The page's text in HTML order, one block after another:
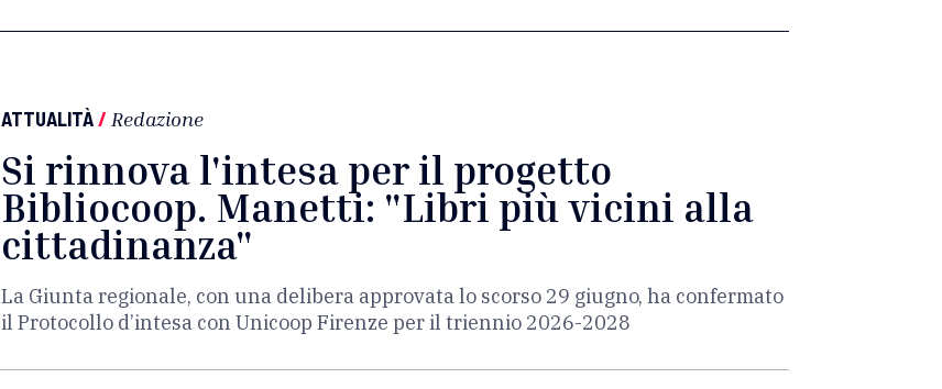
ATTUALITÀ/ Redazione
Si rinnova l'intesa per il progetto
Bibliocoop. Manetti: "Libri più vicini alla
cittadinanza"
La Giunta regionale, con una delibera approvata lo scorso 29 giugno, ha confermato
il Protocollo d’intesa con Unicoop Firenze per il triennio 2026-2028